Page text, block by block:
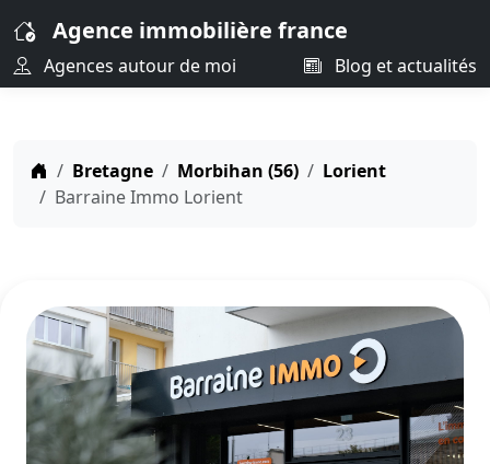
Agence immobilière france
Agences autour de moi Blog et actualités
Bretagne Morbihan (56)
Lorient
Barraine Immo Lorient